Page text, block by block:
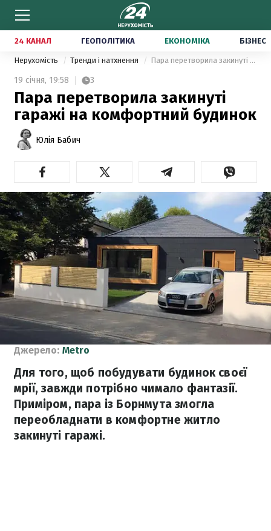
24 КАНАЛ ГЕОПОЛІТИКА ЕКОНОМІКА БІЗНЕС
Нерухомість Тренди і натхнення Пара перетворила закинуті гаражі на комфортний будинок
19 січня, 19:58 3
Пара перетворила закинуті
гаражі на комфортний будинок
Юлія Бабич
Джерело: Metro
Для того, щоб побудувати будинок своєї
мрії, завжди потрібно чимало фантазії.
Приміром, пара із Борнмута змогла
переобладнати в комфортне житло
закинуті гаражі.